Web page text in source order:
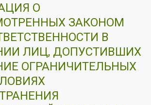
О
ЗАКОНОМ
В
ЛИЦ, ДОПУСТИВШИХ
ОГРАНИЧИТЕЛЬНЫХ